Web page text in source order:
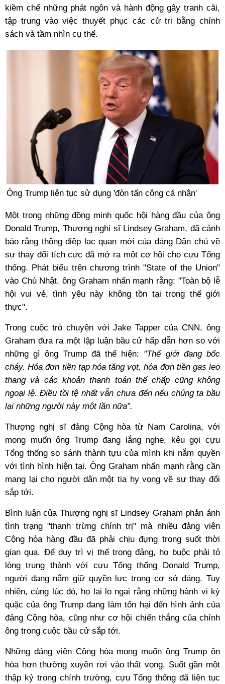
kiềm chế những phát ngôn và hành động gây tranh cãi,
tập trung vào việc thuyết phục các cử tri bằng chính
sách và tầm nhìn cụ thể.
Ông Trump liên tục sử dụng 'đòn tấn công cá nhân'
Một trong những đồng minh quốc hội hàng đầu của ông
Donald Trump, Thượng nghị sĩ Lindsey Graham, đã cảnh
báo rằng thông điệp lạc quan mới của đảng Dân chủ về
sự thay đổi tích cực đã mở ra một cơ hội cho cựu Tổng
thống. Phát biểu trên chương trình "State of the Union"
vào Chủ Nhật, ông Graham nhấn mạnh rằng: "Toàn bộ lễ
hội vui vẻ, tình yêu này không tồn tại trong thế giới
thực".
Trong cuộc trò chuyện với Jake Tapper của CNN, ông
Graham đưa ra một lập luận bầu cử hấp dẫn hơn so với
những gì ông Trump đã thể hiện: "Thế giới đang bốc
cháy. Hóa đơn tiền tạp hóa tăng vọt, hóa đơn tiền gas leo
thang và các khoản thanh toán thế chấp cũng không
ngoại lệ. Điều tồi tệ nhất vẫn chưa đến nếu chúng ta bầu
lại những người này một lần nữa”.
Thượng nghị sĩ đảng Cộng hòa từ Nam Carolina, với
mong muốn ông Trump đang lắng nghe, kêu gọi cựu
Tổng thống so sánh thành tựu của mình khi nắm quyền
với tình hình hiện tại. Ông Graham nhấn mạnh rằng cần
mang lại cho người dân một tia hy vọng về sự thay đổi
sắp tới.
Bình luận của Thượng nghị sĩ Lindsey Graham phản ánh
tình trạng "thanh trừng chính trị" mà nhiều đảng viên
Cộng hòa hàng đầu đã phải chịu đựng trong suốt thời
gian qua. Để duy trì vị thế trong đảng, họ buộc phải tỏ
lòng trung thành với cựu Tổng thống Donald Trump,
người đang nắm giữ quyền lực trong cơ sở đảng. Tuy
nhiên, cùng lúc đó, họ lại lo ngại rằng những hành vi kỳ
quặc của ông Trump đang làm tổn hại đến hình ảnh của
đảng Cộng hòa, cũng như cơ hội chiến thắng của chính
ông trong cuộc bầu cử sắp tới.
Những đảng viên Cộng hòa mong muốn ông Trump ôn
hòa hơn thường xuyên rơi vào thất vọng. Suốt gần một
thập kỷ trong chính trường, cựu Tổng thống đã liên tục